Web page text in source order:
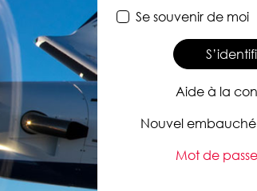
Se souvenir de moi
Aide à la
Nouvel embauché
Mot de